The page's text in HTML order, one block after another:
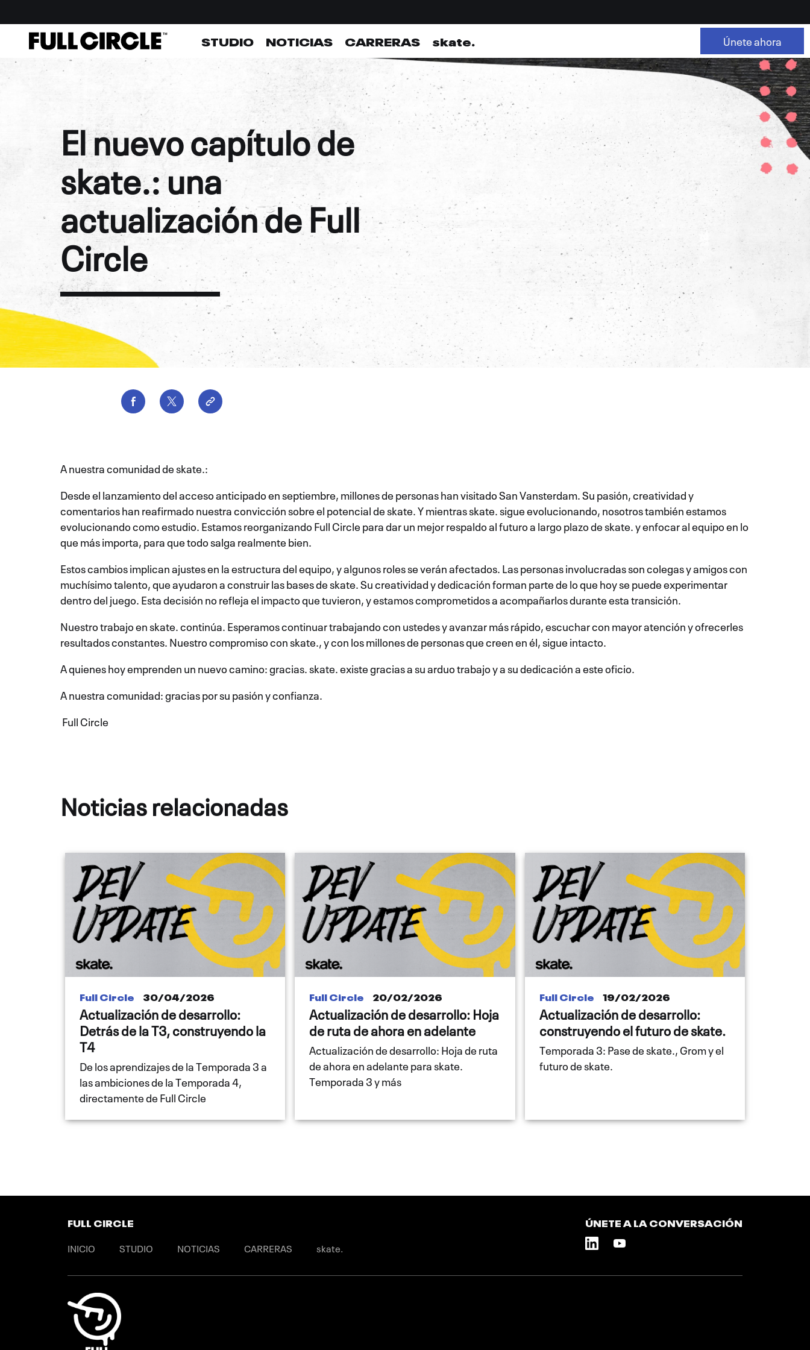
A nuestra comunidad de skate.:
Desde el lanzamiento del acceso anticipado en septiembre, millones de personas han visitado San Vansterdam. Su pasión, creatividad y
comentarios han reafirmado nuestra convicción sobre el potencial de skate. Y mientras skate. sigue evolucionando, nosotros también estamos
evolucionando como estudio. Estamos reorganizando Full Circle para dar un mejor respaldo al futuro a largo plazo de skate. y enfocar al equipo en lo
que más importa, para que todo salga realmente bien.
Estos cambios implican ajustes en la estructura del equipo, y algunos roles se verán afectados. Las personas involucradas son colegas y amigos con
muchísimo talento, que ayudaron a construir las bases de skate. Su creatividad y dedicación forman parte de lo que hoy se puede experimentar
dentro del juego. Esta decisión no refleja el impacto que tuvieron, y estamos comprometidos a acompañarlos durante esta transición.
Nuestro trabajo en skate. continúa. Esperamos continuar trabajando con ustedes y avanzar más rápido, escuchar con mayor atención y ofrecerles
resultados constantes. Nuestro compromiso con skate., y con los millones de personas que creen en él, sigue intacto.
A quienes hoy emprenden un nuevo camino: gracias. skate. existe gracias a su arduo trabajo y a su dedicación a este oficio.
A nuestra comunidad: gracias por su pasión y confianza.
Full Circle